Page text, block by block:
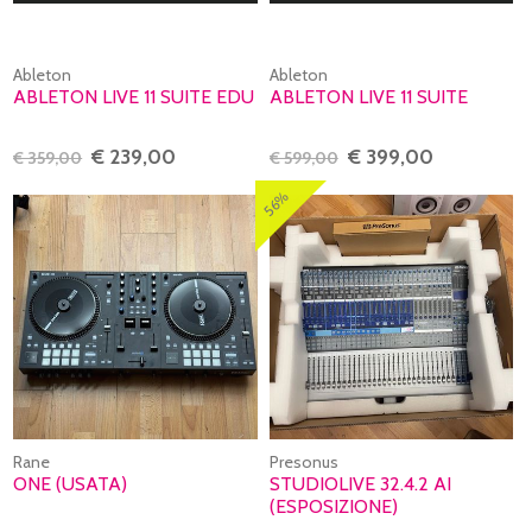
Ableton
ABLETON LIVE 11 SUITE EDU
€ 359,00 € 239,00
Ableton
ABLETON LIVE 11 SUITE
€ 599,00 € 399,00
Rane
ONE (USATA)
56%
Presonus
STUDIOLIVE 32.4.2 AI
(ESPOSIZIONE)